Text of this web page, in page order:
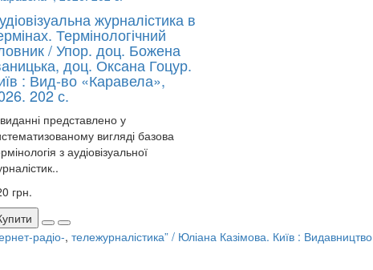
журналістика в
Термінологічний
/ Упор. доц. Божена
доц. Оксана Гоцур.
: Вид-во «Каравела»,
202 с.
представлено у
вигляді базова
з аудіовізуальної
грн.
радіо-, тележурналістика” / Юліана Казімова. Київ : Видавництво